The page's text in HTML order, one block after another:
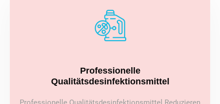
Professionelle
Qualitätsdesinfektionsmittel